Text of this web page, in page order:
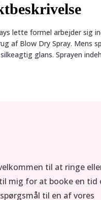
lette formel arbejder sig
af Blow Dry Spray.
glans. Sprayen
til at ringe
mig for at booke en tid
til en af vores